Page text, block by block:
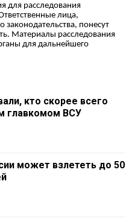
для расследования
лица,
понесут
Материалы расследования
для дальнейшего
кто скорее всего
главкомом ВСУ
может взлететь до 50